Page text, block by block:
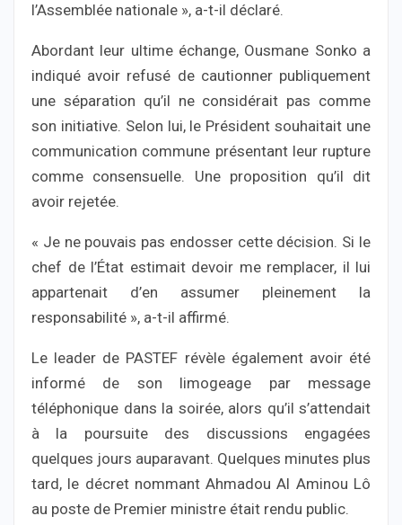
l’Assemblée nationale », a-t-il déclaré.
Abordant leur ultime échange, Ousmane Sonko a
indiqué avoir refusé de cautionner publiquement
une séparation qu’il ne considérait pas comme
son initiative. Selon lui, le Président souhaitait une
communication commune présentant leur rupture
comme consensuelle. Une proposition qu’il dit
avoir rejetée.
« Je ne pouvais pas endosser cette décision. Si le
chef de l’État estimait devoir me remplacer, il lui
appartenait d’en assumer pleinement la
responsabilité », a-t-il affirmé.
Le leader de PASTEF révèle également avoir été
informé de son limogeage par message
téléphonique dans la soirée, alors qu’il s’attendait
à la poursuite des discussions engagées
quelques jours auparavant. Quelques minutes plus
tard, le décret nommant Ahmadou Al Aminou Lô
au poste de Premier ministre était rendu public.